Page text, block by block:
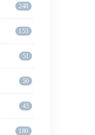
248
153
51
50
43
180